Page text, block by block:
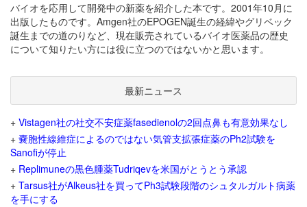
バイオを応用して開発中の新薬を紹介した本です。2001年10月に
出版したものです。Amgen社のEPOGEN誕生の経緯やグリベック
誕生までの道のりなど、現在販売されているバイオ医薬品の歴史
について知りたい方には役に立つのではないかと思います。
最新ニュース
+ Vistagen社の社交不安症薬fasedienolの2回点鼻も有意効果なし
+ 嚢胞性線維症によるのではない気管支拡張症薬のPh2試験を
Sanofiが停止
+ Replimuneの黒色腫薬Tudriqevを米国がとうとう承認
+ Tarsus社がAlkeus社を買ってPh3試験段階のシュタルガルト病薬
を手にする